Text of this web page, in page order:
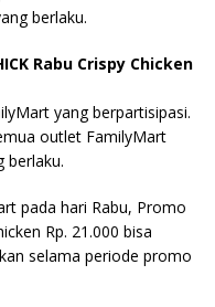
berlaku.
Rabu Crispy Chicken
yang berpartisipasi.
outlet FamilyMart
berlaku.
pada hari Rabu, Promo
Rp. 21.000 bisa
selama periode promo